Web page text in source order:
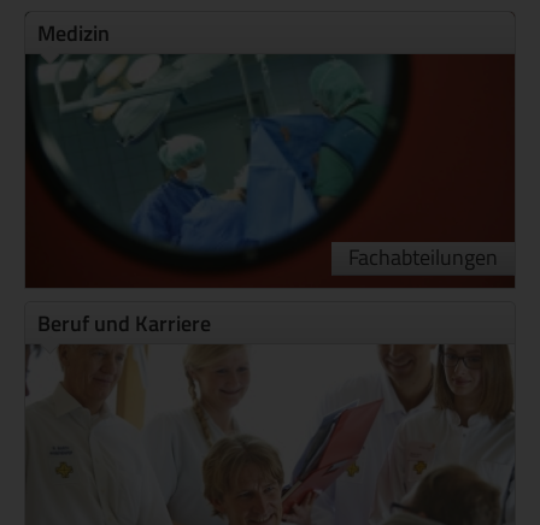
Medizin
Fachabteilungen
Beruf und Karriere